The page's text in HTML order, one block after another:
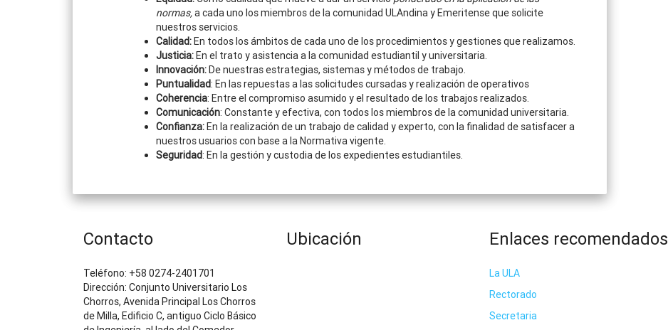
normas,a cada uno los miembros de la comunidad ULAndina y Emeritense que solicite
nuestros servicios.
Calidad:En todos los ámbitos de cada uno de los procedimientos y gestiones que realizamos.
Justicia:En el trato y asistencia a la comunidad estudiantil y universitaria.
Innovación:De nuestras estrategias, sistemas y métodos de trabajo.
Puntualidad: En las repuestas a las solicitudes cursadas y realización de operativos
Coherencia: Entre el compromiso asumido y el resultado de los trabajos realizados.
Comunicación: Constante y efectiva, con todos los miembros de la comunidad universitaria.
Confianza:En la realización de un trabajo de calidad y experto, con la finalidad de satisfacer a
nuestros usuarios con base a la Normativa vigente.
Seguridad: En la gestión y custodia de los expedientes estudiantiles.
Contacto
Teléfono: +58 0274-2401701
Dirección: Conjunto Universitario Los
Chorros, Avenida Principal Los Chorros
de Milla, Edificio C, antiguo Ciclo Básico
Ubicación Enlaces recomendados
La ULA
Rectorado
Secretaria